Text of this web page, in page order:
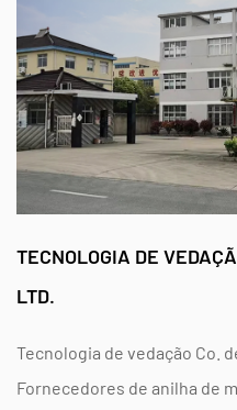
TECNOLOGIA DE
LTD.
Tecnologia de vedação Co.
Fornecedores de anilha de